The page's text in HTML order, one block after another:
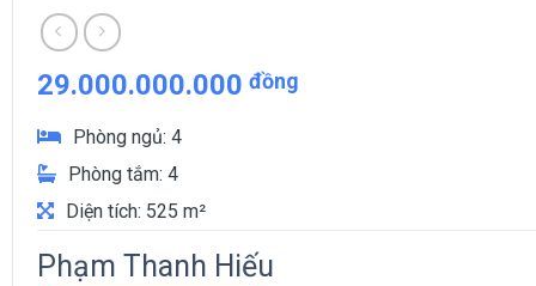
29.000.000.000 đồng
Phòng ngủ: 4
Phòng tắm: 4
Diện tích: 525 m²
Phạm Thanh Hiếu